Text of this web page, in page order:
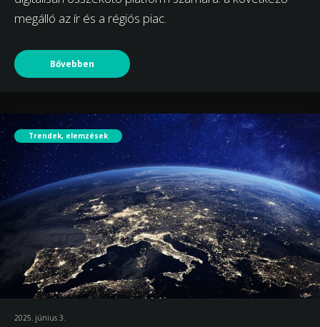
megálló az ír és a régiós piac.
Bővebben
Trendek, elemzések
2025. június 3.